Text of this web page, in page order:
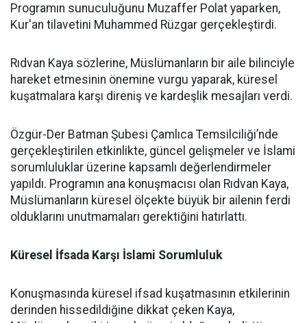
Programın sunuculuğunu Muzaffer Polat yaparken,
Kur'an tilavetini Muhammed Rüzgar gerçekleştirdi.
Rıdvan Kaya sözlerine, Müslümanların bir aile bilinciyle
hareket etmesinin önemine vurgu yaparak, küresel
kuşatmalara karşı direniş ve kardeşlik mesajları verdi.
Özgür-Der Batman Şubesi Çamlıca Temsilciliği’nde
gerçekleştirilen etkinlikte, güncel gelişmeler ve İslami
sorumluluklar üzerine kapsamlı değerlendirmeler
yapıldı. Programın ana konuşmacısı olan Rıdvan Kaya,
Müslümanların küresel ölçekte büyük bir ailenin ferdi
olduklarını unutmamaları gerektiğini hatırlattı.
Küresel İfsada Karşı İslami Sorumluluk
Konuşmasında küresel ifsad kuşatmasının etkilerinin
derinden hissedildiğine dikkat çeken Kaya,